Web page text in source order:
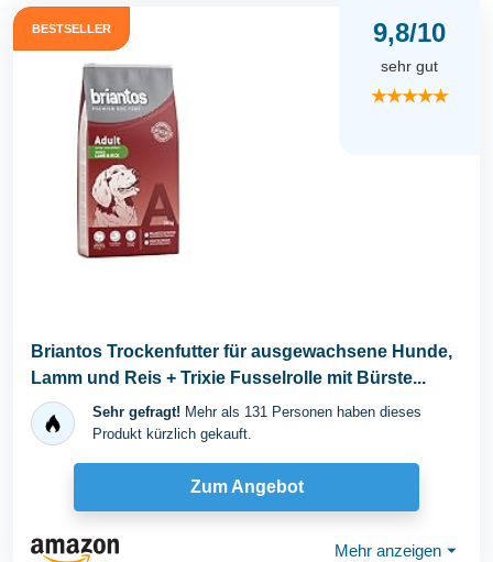
BESTSELLER 9,8/10
sehr gut
★★★★★
Briantos Trockenfutter für ausgewachsene Hunde,
Lamm und Reis + Trixie Fusselrolle mit Bürste...
Sehr gefragt! Mehr als 131 Personen haben dieses
Produkt kürzlich gekauft.
Zum Angebot
Mehr anzeigen ⏷